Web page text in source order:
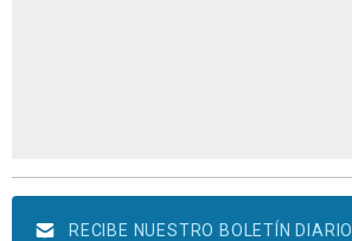
RECIBE NUESTRO BOLETÍN DIARIO